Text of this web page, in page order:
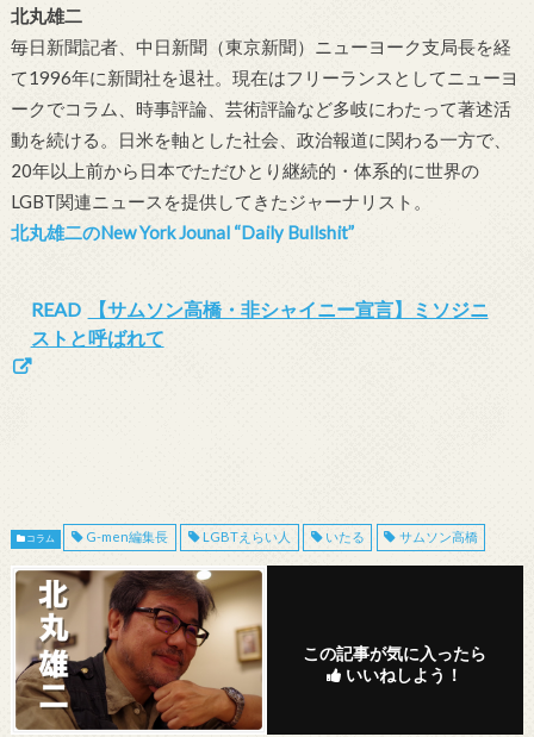
北丸雄二
毎日新聞記者、中日新聞（東京新聞）ニューヨーク支局長を経
て1996年に新聞社を退社。現在はフリーランスとしてニューヨ
ークでコラム、時事評論、芸術評論など多岐にわたって著述活
動を続ける。日米を軸とした社会、政治報道に関わる一方で、
20年以上前から日本でただひとり継続的・体系的に世界の
LGBT関連ニュースを提供してきたジャーナリスト。
北丸雄二のNew York Jounal “Daily Bullshit”
READ
【サムソン高橋・非シャイニー宣言】ミソジニ
ストと呼ばれて
コラム G-men編集長 LGBTえらい人 いたる サムソン高橋
この記事が気に入ったら
いいねしよう！